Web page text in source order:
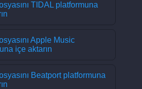
TIDAL platformuna
Apple Music
içe aktarın
Beatport platformuna